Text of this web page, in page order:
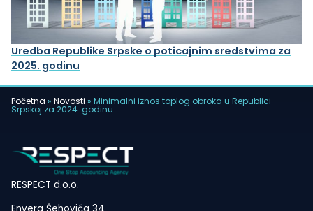
Uredba Republike Srpske o poticajnim sredstvima za
2025. godinu
Početna » Novosti » Minimalni iznos toplog obroka u Republici
Srpskoj za 2024. godinu
RESPECT d.o.o.